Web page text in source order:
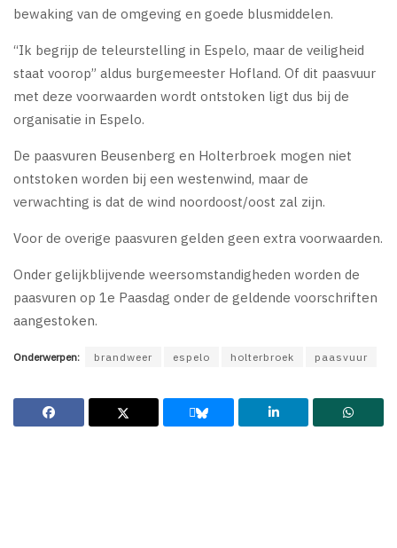
bewaking van de omgeving en goede blusmiddelen.
“Ik begrijp de teleurstelling in Espelo, maar de veiligheid
staat voorop” aldus burgemeester Hofland. Of dit paasvuur
met deze voorwaarden wordt ontstoken ligt dus bij de
organisatie in Espelo.
De paasvuren Beusenberg en Holterbroek mogen niet
ontstoken worden bij een westenwind, maar de
verwachting is dat de wind noordoost/oost zal zijn.
Voor de overige paasvuren gelden geen extra voorwaarden.
Onder gelijkblijvende weersomstandigheden worden de
paasvuren op 1e Paasdag onder de geldende voorschriften
aangestoken.
Onderwerpen: brandweer espelo holterbroek paasvuur